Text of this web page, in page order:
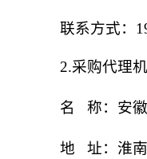
联系方式：
2.采购代理
名 称： 安
地 址：淮